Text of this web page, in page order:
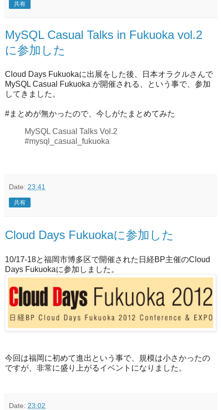
共有
MySQL Casual Talks in Fukuoka vol.2
に参加した
Cloud Days Fukuokaに出展をした後、日本オラクルさんで
MySQL Casual Fukuoka が開催される、という事で、参加
してきました。
#まとめが無かったので、今しがたまとめてみた
MySQL Casual Talks Vol.2
#mysql_casual_fukuoka
Date: 23:41
共有
Cloud Days Fukuokaに参加した
10/17-18と福岡市博多区で開催された日経BP主催のCloud
Days Fukuokaに参加しました。
今回は福岡に初めて進出という事で、規模は小さかったの
ですが、非常に盛り上がるイベントになりました。
Date: 23:02